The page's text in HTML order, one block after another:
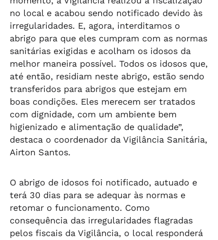
no local e acabou sendo notificado devido às
irregularidades. E, agora, interditamos o
abrigo para que eles cumpram com as normas
sanitárias exigidas e acolham os idosos da
melhor maneira possível. Todos os idosos que,
até então, residiam neste abrigo, estão sendo
transferidos para abrigos que estejam em
boas condições. Eles merecem ser tratados
com dignidade, com um ambiente bem
higienizado e alimentação de qualidade”,
destaca o coordenador da Vigilância Sanitária,
Airton Santos.
O abrigo de idosos foi notificado, autuado e
terá 30 dias para se adequar às normas e
retomar o funcionamento. Como
consequência das irregularidades flagradas
pelos fiscais da Vigilância, o local responderá